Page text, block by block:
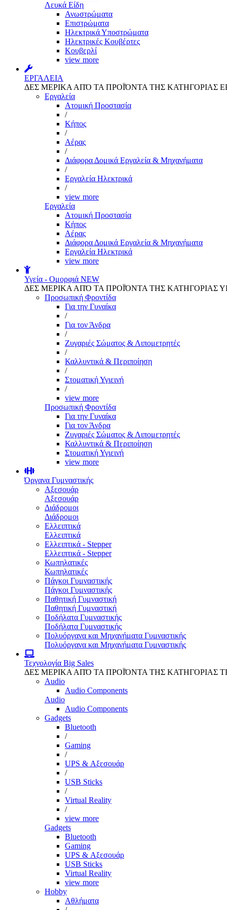
Λευκά Είδη
Ανωστρώματα
Επιστρώματα
Ηλεκτρικά Υποστρώματα
Ηλεκτρικές Κουβέρτες
Κουβερλί
view more
ΕΡΓΑΛΕΙΑ
ΔΕΣ ΜΕΡΙΚΑ ΑΠΌ ΤΑ ΠΡΟΪΌΝΤΑ ΤΗΣ ΚΑΤΗΓΟΡΙΑΣ
Εργαλεία
Aτομική Προστασία
/
Kήπος
/
Αέρας
/
Διάφορα Δομικά Εργαλεία & Μηχανήματα
/
Εργαλεία Ηλεκτρικά
/
view more
Εργαλεία
Aτομική Προστασία
Kήπος
Αέρας
Διάφορα Δομικά Εργαλεία & Μηχανήματα
Εργαλεία Ηλεκτρικά
view more
Υγεία - Ομορφιά NEW
ΔΕΣ ΜΕΡΙΚΑ ΑΠΌ ΤΑ ΠΡΟΪΌΝΤΑ ΤΗΣ ΚΑΤΗΓΟΡΙΑΣ
Προσωπική Φροντίδα
Για την Γυναίκα
/
Για τον Άνδρα
/
Ζυγαριές Σώματος & Λιπομετρητές
/
Καλλυντικά & Περιποίηση
/
Στοματική Υγιεινή
/
view more
Προσωπική Φροντίδα
Για την Γυναίκα
Για τον Άνδρα
Ζυγαριές Σώματος & Λιπομετρητές
Καλλυντικά & Περιποίηση
Στοματική Υγιεινή
view more
Όργανα Γυμναστικής
Αξεσουάρ
Αξεσουάρ
Διάδρομοι
Διάδρομοι
Ελλειπτικά
Ελλειπτικά
Ελλειπτικά - Stepper
Ελλειπτικά - Stepper
Κωπηλατικές
Κωπηλατικές
Πάγκοι Γυμναστικής
Πάγκοι Γυμναστικής
Παθητική Γυμναστική
Παθητική Γυμναστική
Ποδήλατα Γυμναστικής
Ποδήλατα Γυμναστικής
Πολυόργανα και Μηχανήματα Γυμναστικής
Πολυόργανα και Μηχανήματα Γυμναστικής
Τεχνολογία Big Sales
ΔΕΣ ΜΕΡΙΚΑ ΑΠΌ ΤΑ ΠΡΟΪΌΝΤΑ ΤΗΣ ΚΑΤΗΓΟΡΙΑΣ
Audio
Audio Components
Audio
Audio Components
Gadgets
Bluetooth
/
Gaming
/
UPS & Αξεσουάρ
/
USB Sticks
/
Virtual Reality
/
view more
Gadgets
Bluetooth
Gaming
UPS & Αξεσουάρ
USB Sticks
Virtual Reality
view more
Hobby
Αθλήματα